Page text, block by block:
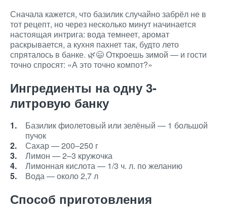
Сначала кажется, что базилик случайно забрёл не в
тот рецепт, но через несколько минут начинается
настоящая интрига: вода темнеет, аромат
раскрывается, а кухня пахнет так, будто лето
спряталось в банке. 🌿😄 Откроешь зимой — и гости
точно спросят: «А это точно компот?»
Ингредиенты на одну 3-
литровую банку
Базилик фиолетовый или зелёный — 1 большой
пучок
Сахар — 200–250 г
Лимон — 2–3 кружочка
Лимонная кислота — 1/3 ч. л. по желанию
Вода — около 2,7 л
Способ приготовления